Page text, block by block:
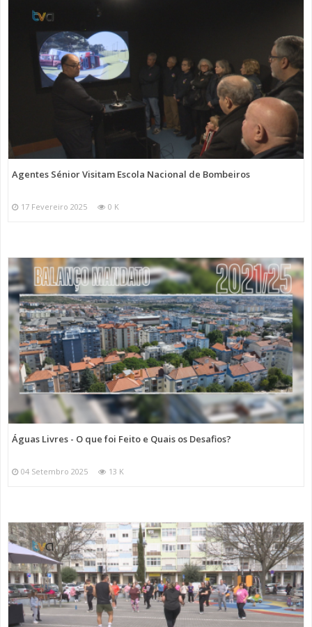
Agentes Sénior Visitam Escola Nacional de Bombeiros
17 Fevereiro 2025 0 K
Águas Livres - O que foi Feito e Quais os Desafios?
04 Setembro 2025 13 K